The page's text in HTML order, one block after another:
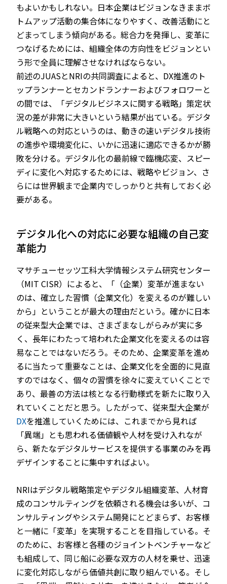
もよいかもしれない。日本企業はビジョンなきままボ
トムアップ活動の集合体になりやすく、改善活動にと
どまってしまう傾向がある。総合力を発揮し、変革に
つなげるためには、組織全体の方向性をビジョンとい
う形で全員に理解させなければならない。
前述のJUASとNRIの共同調査によると、DX推進のト
ップランナーとセカンドランナーおよびフォロワーと
の間では、「デジタルビジネスに関する戦略」策定状
況の差が非常に大きいという結果が出ている。デジタ
ル戦略への対応というのは、動きの速いデジタル技術
の進歩や環境変化に、いかに迅速に適応できるかが勝
敗を分ける。デジタル化の最前線で臨機応変、スピー
ディに変化へ対応するためには、戦略やビジョン、さ
らには世界観まで企業内でしっかりと共有しておく必
要がある。
デジタル化への対応に必要な組織の自己変
革能力
マサチューセッツ工科大学情報システム研究センター
（MIT CISR）によると、「（企業）変革が進まない
のは、確立した習慣（企業文化）を変えるのが難しい
から」ということが最大の理由だという。確かに日本
の従来型大企業では、さまざまなしがらみが実に多
く、長年にわたって培われた企業文化を変えるのは容
易なことではないだろう。そのため、企業変革を進め
るに当たって重要なことは、企業文化を全面的に見直
すのではなく、個々の習慣を徐々に変えていくことで
あり、最善の方法は核となる行動様式を新たに取り入
れていくことだと思う。したがって、従来型大企業が
DXを推進していくためには、これまでから見れば
「異端」とも思われる価値観や人材を受け入れなが
ら、新たなデジタルサービスを提供する事業のみを再
デザインすることに集中すればよい。
NRIはデジタル戦略策定やデジタル組織変革、人材育
成のコンサルティングを依頼される機会は多いが、コ
ンサルティングやシステム開発にとどまらず、お客様
と一緒に「変革」を実現することを目指している。そ
のために、お客様と各種のジョイントベンチャーなど
も組成して、同じ船に必要な双方の人材を乗せ、迅速
に変化対応しながら価値共創に取り組んでいる。そし